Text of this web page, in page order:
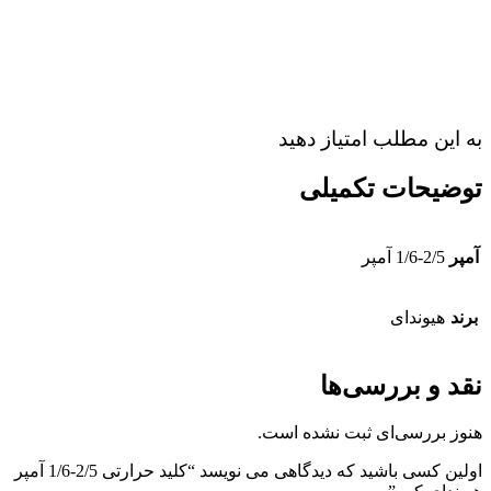
به این مطلب امتیاز دهید
توضیحات تکمیلی
آمپر 1/6-2/5 آمپر
برند هیوندای
نقد و بررسی‌ها
هنوز بررسی‌ای ثبت نشده است.
اولین کسی باشید که دیدگاهی می نویسد “کلید حرارتی 2/5-1/6 آمپر